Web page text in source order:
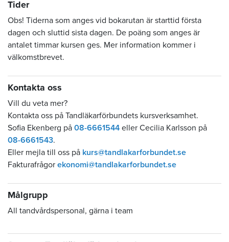
Tider
Obs! Tiderna som anges vid bokarutan är starttid första
dagen och sluttid sista dagen. De poäng som anges är
antalet timmar kursen ges. Mer information kommer i
välkomstbrevet.
Kontakta oss
Vill du veta mer?
Kontakta oss på Tandläkarförbundets kursverksamhet.
Sofia Ekenberg på 08-6661544 eller Cecilia Karlsson på
08-6661543.
Eller mejla till oss på kurs@tandlakarforbundet.se
Fakturafrågor ekonomi@tandlakarforbundet.se
Målgrupp
All tandvårdspersonal, gärna i team